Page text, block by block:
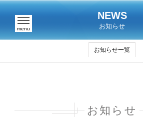
menu
NEWS
お知らせ
お知らせ一覧
お知らせ